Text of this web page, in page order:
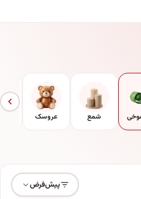
شمع عروسک
پیش‌فرض